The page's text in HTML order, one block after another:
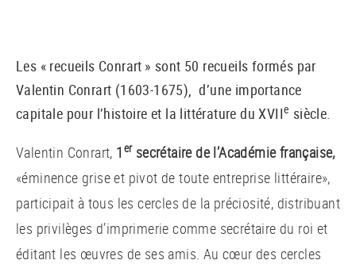
Les « recueils Conrart » sont 50 recueils formés par
Valentin Conrart (1603-1675), d’une importance
capitale pour l’histoire et la littérature du XVIIe siècle.
Valentin Conrart, 1 ersecrétaire de l’Académie française,
«éminence grise et pivot de toute entreprise littéraire»,
participait à tous les cercles de la préciosité, distribuant
les privilèges d’imprimerie comme secrétaire du roi et
éditant les œuvres de ses amis. Au cœur des cercles